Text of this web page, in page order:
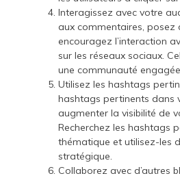
Interagissez avec votre
aux commentaires, posez
encouragez l’interaction
sur les réseaux sociaux.
une communauté
Utilisez les hashtags
hashtags pertinents dans
augmenter la visibilité de
Recherchez les hashtags
thématique et utilisez-les
stratégique.
Collaborez avec d’autres